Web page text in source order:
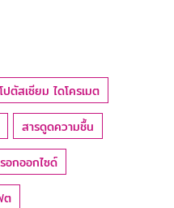
โปตัสเซียม ไดโครเมต
สารดูดความชื้น
อกออกไซด์
ต